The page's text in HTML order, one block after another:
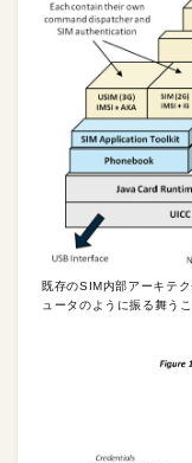
既存のSIM内部アーキテ
ュータのように振る舞う